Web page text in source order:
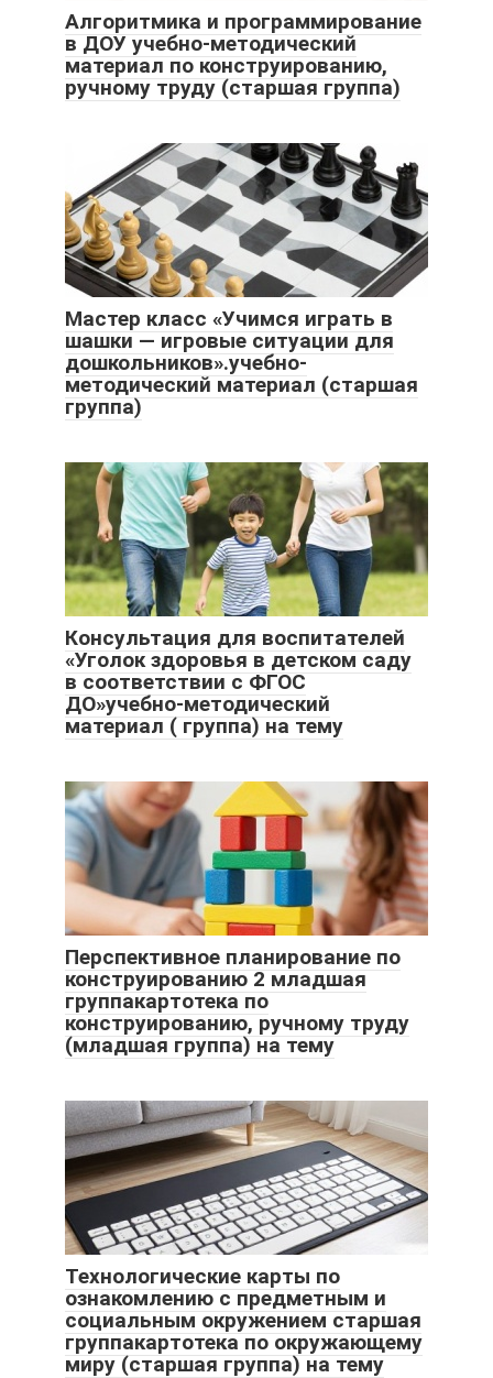
Алгоритмика и программирование
в ДОУ учебно-методический
материал по конструированию,
ручному труду (старшая группа)
Мастер класс «Учимся играть в
шашки — игровые ситуации для
дошкольников».учебно-
методический материал (старшая
группа)
Консультация для воспитателей
«Уголок здоровья в детском саду
в соответствии с ФГОС
ДО»учебно-методический
материал ( группа) на тему
Перспективное планирование по
конструированию 2 младшая
группакартотека по
конструированию, ручному труду
(младшая группа) на тему
Технологические карты по
ознакомлению с предметным и
социальным окружением старшая
группакартотека по окружающему
миру (старшая группа) на тему